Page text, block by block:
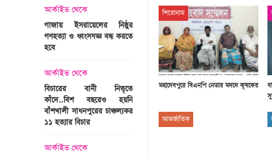
শিরোনাম
মহাদেবপুরে বিএনপি নেতার মদদে কৃষকের
আন্তর্জাতিক
আর্কাইভ থেকে
গাজায় ইসরায়েলের নিষ্ঠুর
গণহত্যা ও ধ্বংসযজ্ঞ বন্ধ করতে
হবে
আর্কাইভ থেকে
বিচারের বানী নিভৃতে
কাঁদে..বিশ বছরেও হয়নি
বাঁশখালী সাধনপুরের চাঞ্চল্যকর
১১ হত্যার বিচার
আর্কাইভ থেকে
আর্কাইভ থেকে
ভারতজুড়ে চলছে ‘মুজিব:একটি
জাতির রূপকার ’সিনেমার
প্রচারণা
আর্কাইভ থেকে
ধর্ষককে পুলিশে দিল মা-বাবা
সাবেক
জিয়ার
শোক,
আর নেই